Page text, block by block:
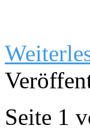
Seite 1